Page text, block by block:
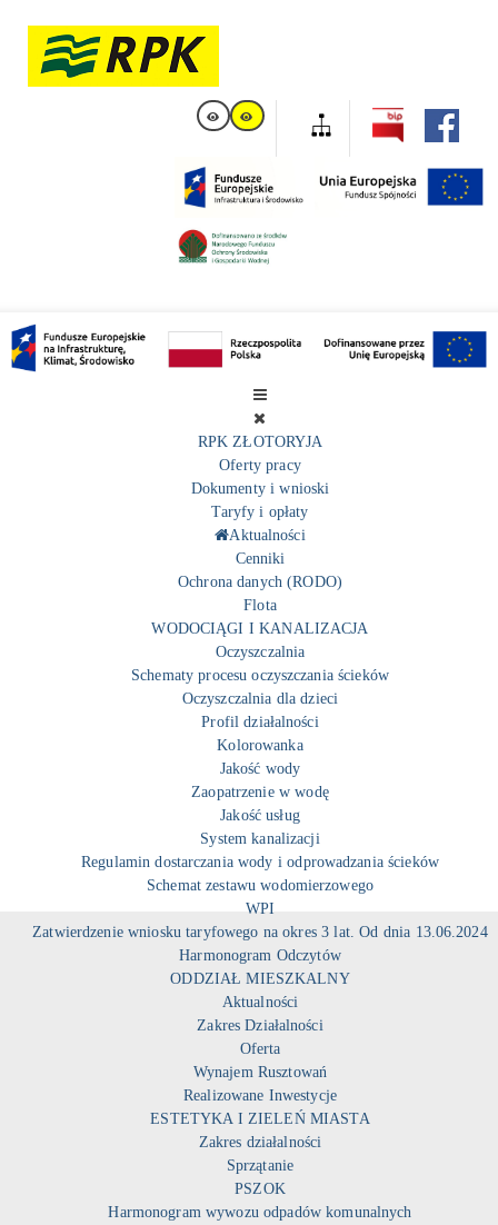
RPK ZŁOTORYJA
Oferty pracy
Dokumenty i wnioski
Taryfy i opłaty
Aktualności
Cenniki
Ochrona danych (RODO)
Flota
WODOCIĄGI I KANALIZACJA
Oczyszczalnia
Schematy procesu oczyszczania ścieków
Oczyszczalnia dla dzieci
Profil działalności
Kolorowanka
Jakość wody
Zaopatrzenie w wodę
Jakość usług
System kanalizacji
Regulamin dostarczania wody i odprowadzania ścieków
Schemat zestawu wodomierzowego
WPI
Zatwierdzenie wniosku taryfowego na okres 3 lat. Od dnia 13.06.2024
Harmonogram Odczytów
ODDZIAŁ MIESZKALNY
Aktualności
Zakres Działalności
Oferta
Wynajem Rusztowań
Realizowane Inwestycje
ESTETYKA I ZIELEŃ MIASTA
Zakres działalności
Sprzątanie
PSZOK
Harmonogram wywozu odpadów komunalnych